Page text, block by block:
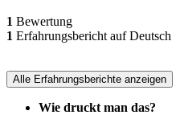
1 Bewertung
1 Erfahrungsbericht auf Deutsch
Alle Erfahrungsberichte anzeigen
Wie druckt man das?